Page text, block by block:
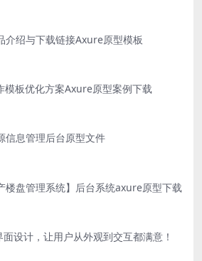
介绍与下载链接Axure原型模板
模板优化方案Axure原型案例下载
信息管理后台原型文件
楼盘管理系统】后台系统axure原型下载
设计，让用户从外观到交互都满意！